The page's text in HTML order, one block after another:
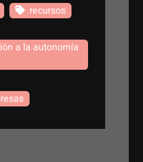
recursos
a la autonomía